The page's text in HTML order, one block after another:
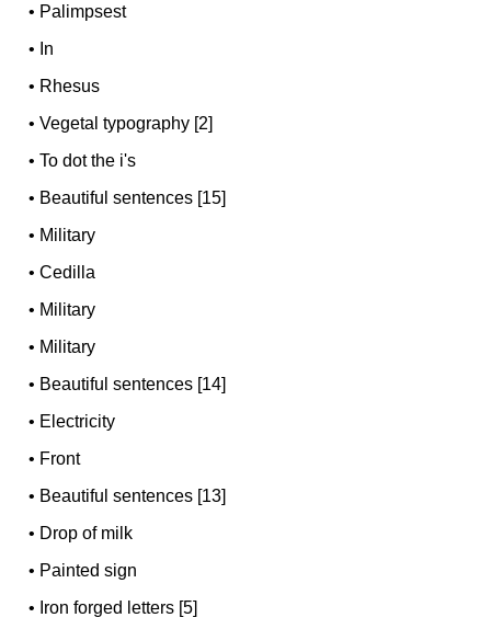
• Palimpsest
• In
• Rhesus
•Vegetal typography [2]
•To dot the i's
• Beautiful sentences [15]
• Military
•Cedilla
• Military
• Military
• Beautiful sentences [14]
• Electricity
• Front
• Beautiful sentences [13]
• Drop of milk
• Painted sign
• Iron forged letters [5]